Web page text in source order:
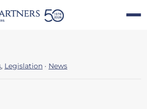
, Legislation · News